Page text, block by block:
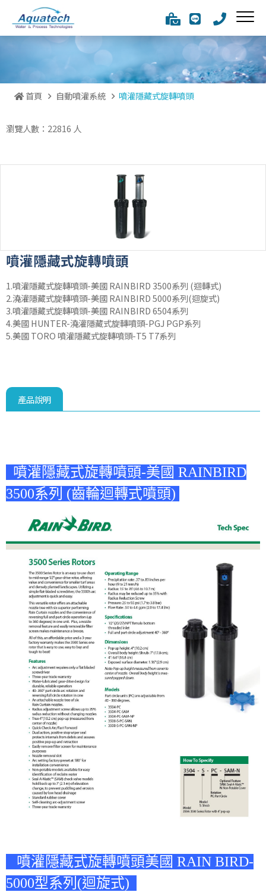
首頁 自動噴灌系統 噴灌隱藏式旋轉噴頭
瀏覽人數：22816 人
噴灌隱藏式旋轉噴頭
1.噴灌隱藏式旋轉噴頭-美國 RAINBIRD 3500系列 (迴轉式)
2.澆灌隱藏式旋轉噴頭-美國 RAINBIRD 5000系列(迴旋式)
3.噴灌隱藏式旋轉噴頭-美國 RAINBIRD 6504系列
4.美國 HUNTER-澆灌隱藏式旋轉噴頭-PGJ PGP系列
5.美國 TORO 噴灌隱藏式旋轉噴頭-T5 T7系列
產品說明
噴灌隱藏式旋轉噴頭-美國 RAINBIRD
3500系列 (齒輪迴轉式噴頭)
噴灌隱藏式旋轉噴頭美國 RAIN BIRD-
5000型系列(迴旋式)